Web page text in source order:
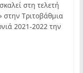
στη τελετή
Τριτοβάθμια
2021-2022 την